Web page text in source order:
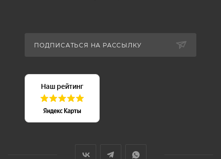
ПОДПИСАТЬСЯ НА РАССЫЛКУ